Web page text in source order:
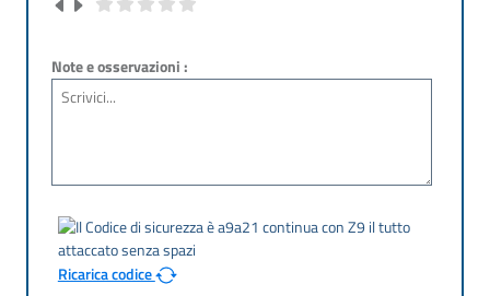
Note e osservazioni :
Ricarica codice